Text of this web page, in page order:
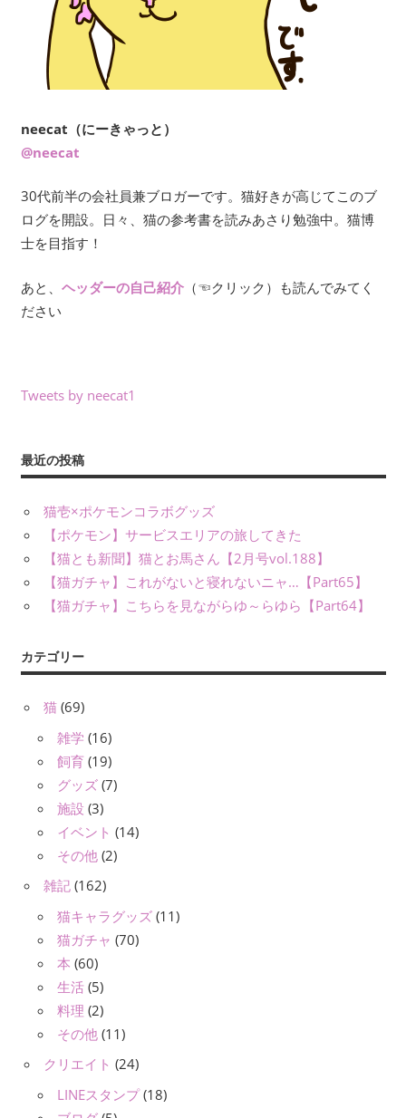
neecat（にーきゃっと）
@neecat
30代前半の会社員兼ブロガーです。猫好きが高じてこのブ
ログを開設。日々、猫の参考書を読みあさり勉強中。猫博
士を目指す！
あと、 ヘッダーの自己紹介（☜クリック）も読んでみてく
ださい
Tweets by neecat1
最近の投稿
猫壱×ポケモンコラボグッズ
【ポケモン】サービスエリアの旅してきた
【猫とも新聞】猫とお馬さん【2月号vol.188】
【猫ガチャ】これがないと寝れないニャ…【Part65】
【猫ガチャ】こちらを見ながらゆ～らゆら【Part64】
カテゴリー
猫 (69)
雑学 (16)
飼育 (19)
グッズ (7)
施設 (3)
イベント (14)
その他 (2)
雑記 (162)
猫キャラグッズ (11)
猫ガチャ (70)
本 (60)
生活 (5)
料理 (2)
その他 (11)
クリエイト (24)
LINEスタンプ(18)